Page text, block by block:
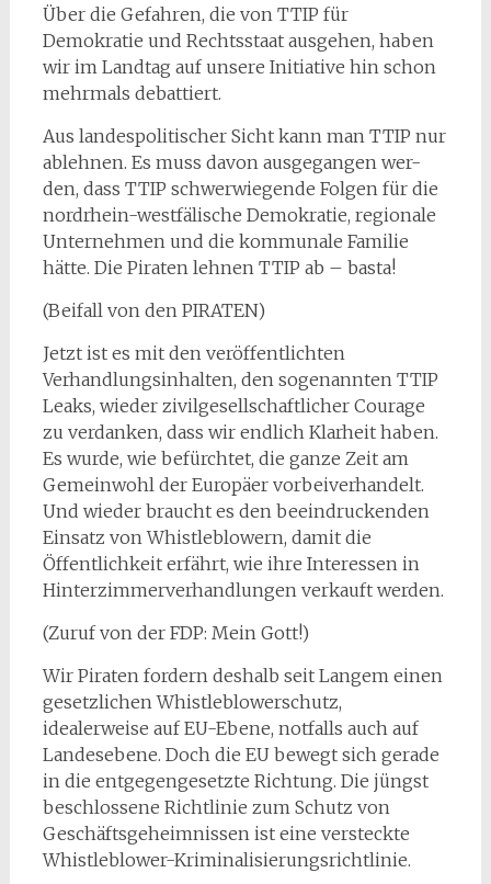
Über die Gefahren, die von TTIP für
Demokratie und Rechtsstaat ausgehen, haben
wir im Landtag auf unsere Initiative hin schon
mehrmals debattiert.
Aus landespolitischer Sicht kann man TTIP nur
ablehnen. Es muss davon ausgegangen wer-
den, dass TTIP schwerwiegende Folgen für die
nordrhein-westfälische Demokratie, regionale
Unternehmen und die kommunale Familie
hätte. Die Piraten lehnen TTIP ab – basta!
(Beifall von den PIRATEN)
Jetzt ist es mit den veröffentlichten
Verhandlungsinhalten, den sogenannten TTIP
Leaks, wieder zivilgesellschaftlicher Courage
zu verdanken, dass wir endlich Klarheit haben.
Es wurde, wie befürchtet, die ganze Zeit am
Gemeinwohl der Europäer vorbeiverhandelt.
Und wieder braucht es den beeindruckenden
Einsatz von Whistleblowern, damit die
Öffentlichkeit erfährt, wie ihre Interessen in
Hinterzimmerverhandlungen verkauft werden.
(Zuruf von der FDP: Mein Gott!)
Wir Piraten fordern deshalb seit Langem einen
gesetzlichen Whistleblowerschutz,
idealerweise auf EU-Ebene, notfalls auch auf
Landesebene. Doch die EU bewegt sich gerade
in die entgegengesetzte Richtung. Die jüngst
beschlossene Richtlinie zum Schutz von
Geschäftsgeheimnissen ist eine versteckte
Whistleblower-Kriminalisierungsrichtlinie.